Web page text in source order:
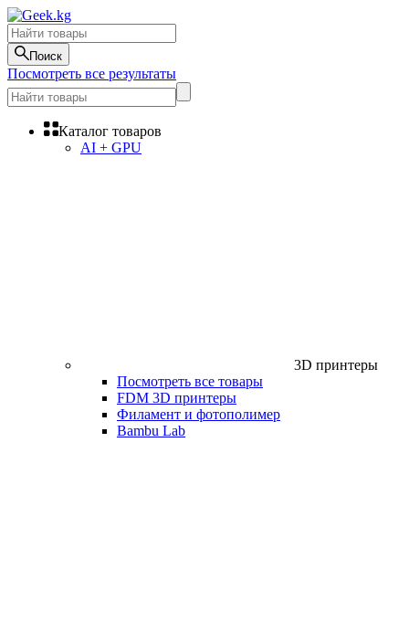
Поиск
Посмотреть все результаты
Каталог товаров
AI + GPU
3D принтеры
Посмотреть все товары
FDM 3D принтеры
Филамент и фотополимер
Bambu Lab